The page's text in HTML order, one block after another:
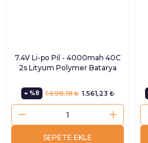
7.4V Li-po Pil - 4000mah 40C
2s Lityum Polymer Batarya
%8 1.561,23 ₺
1.698,18 ₺
SEPETE EKLE